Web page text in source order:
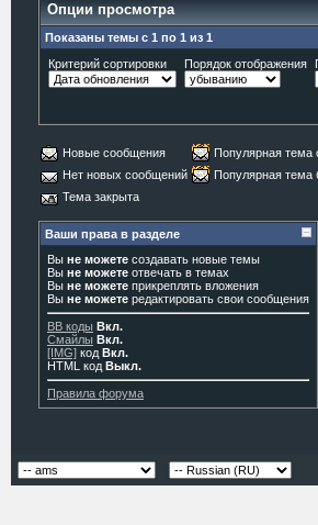
Опции просмотра
Показаны темы с 1 по 1 из 1
Критерий сортировки
Порядок отображения
Новые сообщения
Популярная
Нет новых сообщений
Популярная тема
Тема закрыта
Ваши права в разделе
Вы не можете создавать новые темы
Вы не можете отвечать в темах
Вы не можете прикреплять вложения
Вы не можете редактировать свои сообщения
BB коды Вкл.
Смайлы Вкл.
[IMG] код Вкл.
HTML код Выкл.
Правила форума